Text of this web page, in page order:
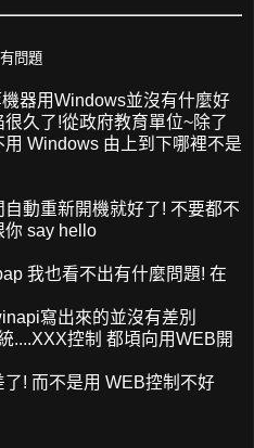
問題
器用Windows並沒有什麼好
久了!從政府教育單位~除了
Windows 由上到下哪裡不是
動重新開機就好了! 不要都不
你 say hello
我也看不出有什麼問題! 在
寫出來的並沒有差別
....XXX控制 都頃向用WEB開
! 而不是用 WEB控制不好